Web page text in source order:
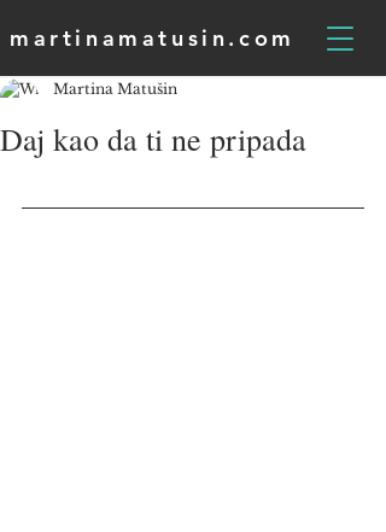
martinamatusin.com
Daj kao da ti ne pripada
Martina Matušin